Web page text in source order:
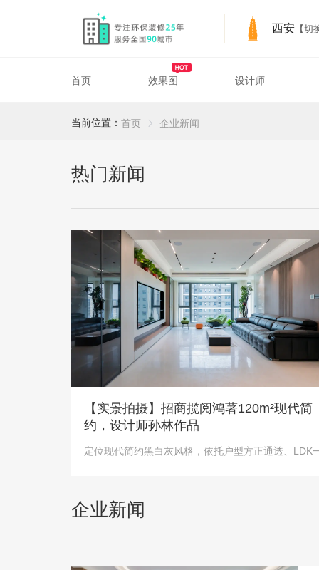
西安 【切
首页 效果图 设计师
CompanyNews
西安装修服务
西安装修案例与设计参考
当前位置： 首页 企业新闻
热门新闻
【实景拍摄】招商揽阅鸿著120m²现代简
约，设计师孙林作品
企业新闻